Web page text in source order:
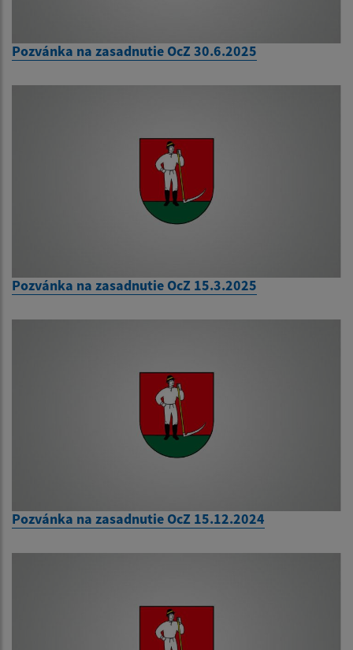
Pozvánka na zasadnutie OcZ 30.6.2025
Pozvánka na zasadnutie OcZ 15.3.2025
Pozvánka na zasadnutie OcZ 15.12.2024